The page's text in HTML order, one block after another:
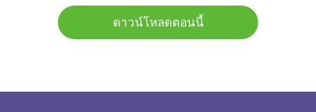
ดาวน์โหลดตอนนี้